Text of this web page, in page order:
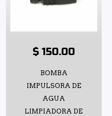
$ 150.00
BOMBA
IMPULSORA DE
AGUA
LIMPIADORA DE